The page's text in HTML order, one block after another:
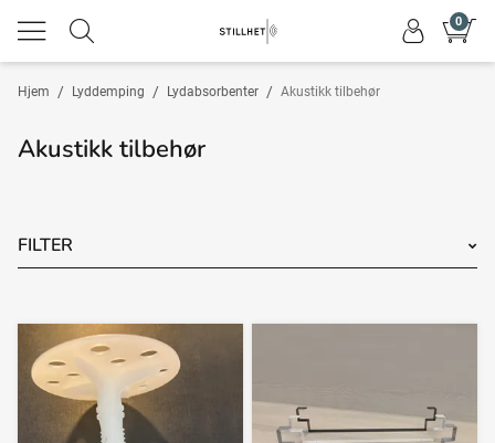
0
/
Hjem /
Lyddemping /
Lydabsorbenter Akustikk tilbehør
Akustikk tilbehør
FILTER